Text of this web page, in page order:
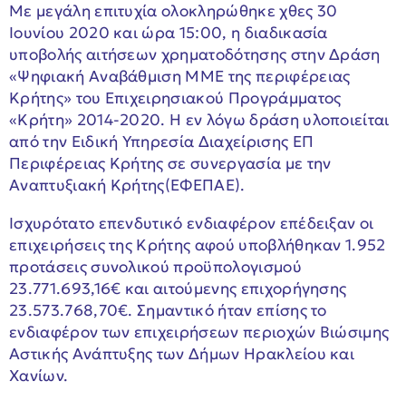
Με μεγάλη επιτυχία ολοκληρώθηκε χθες 30
Ιουνίου 2020 και ώρα 15:00, η διαδικασία
υποβολής αιτήσεων χρηματοδότησης στην Δράση
«Ψηφιακή Αναβάθμιση ΜΜΕ της περιφέρειας
Κρήτης» του Επιχειρησιακού Προγράμματος
«Κρήτη» 2014-2020. Η εν λόγω δράση υλοποιείται
από την Ειδική Υπηρεσία Διαχείρισης ΕΠ
Περιφέρειας Κρήτης σε συνεργασία με την
Αναπτυξιακή Κρήτης(ΕΦΕΠΑΕ).
Ισχυρότατο επενδυτικό ενδιαφέρον επέδειξαν οι
επιχειρήσεις της Κρήτης αφού υποβλήθηκαν 1.952
προτάσεις συνολικού προϋπολογισμού
23.771.693,16€ και αιτούμενης επιχορήγησης
23.573.768,70€. Σημαντικό ήταν επίσης το
ενδιαφέρον των επιχειρήσεων περιοχών Βιώσιμης
Αστικής Ανάπτυξης των Δήμων Ηρακλείου και
Χανίων.